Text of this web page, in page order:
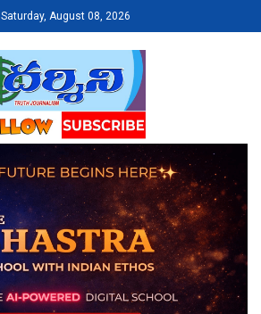
Saturday, August 08, 2026